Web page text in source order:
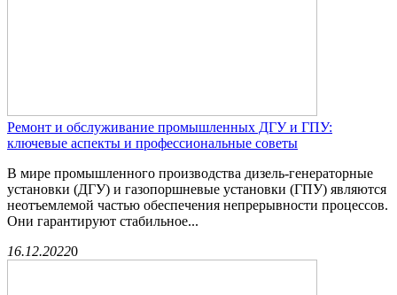
Ремонт и обслуживание промышленных ДГУ и ГПУ:
ключевые аспекты и профессиональные советы
В мире промышленного производства дизель-генераторные
установки (ДГУ) и газопоршневые установки (ГПУ) являются
неотъемлемой частью обеспечения непрерывности процессов.
Они гарантируют стабильное...
16.12.20220